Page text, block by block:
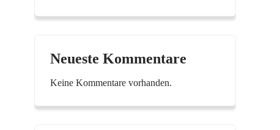
Neueste Kommentare
Keine Kommentare vorhanden.